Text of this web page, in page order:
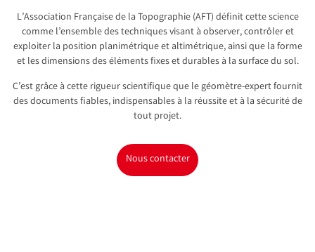
L’Association Française de la Topographie (AFT) définit cette science
comme l’ensemble des techniques visant à observer, contrôler et
exploiter la position planimétrique et altimétrique, ainsi que la forme
et les dimensions des éléments fixes et durables à la surface du sol.
C’est grâce à cette rigueur scientifique que le géomètre-expert fournit
des documents fiables, indispensables à la réussite et à la sécurité de
tout projet.
Nous contacter